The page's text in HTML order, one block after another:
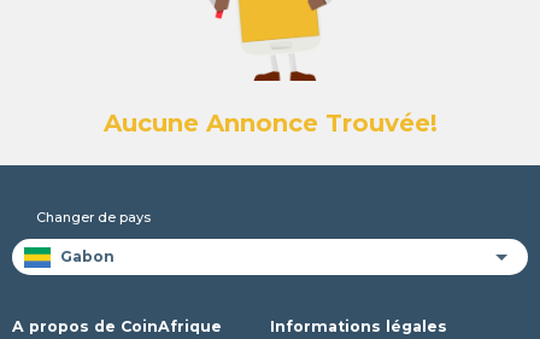
Aucune Annonce Trouvée!
Changer de pays
A propos de CoinAfrique Informations légales